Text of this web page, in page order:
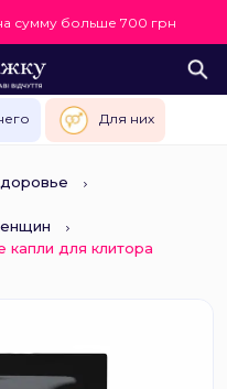
сумму больше 700 грн
Для них
для клитора